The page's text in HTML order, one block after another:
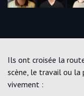
Ils ont croisée la
scène, le travail ou la
vivement :